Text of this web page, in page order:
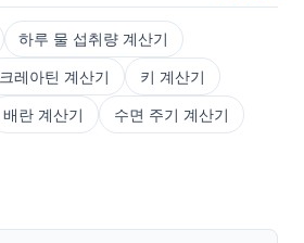
하루 물 섭취량 계산기
크레아틴 계산기 키 계산기
배란 계산기 수면 주기 계산기